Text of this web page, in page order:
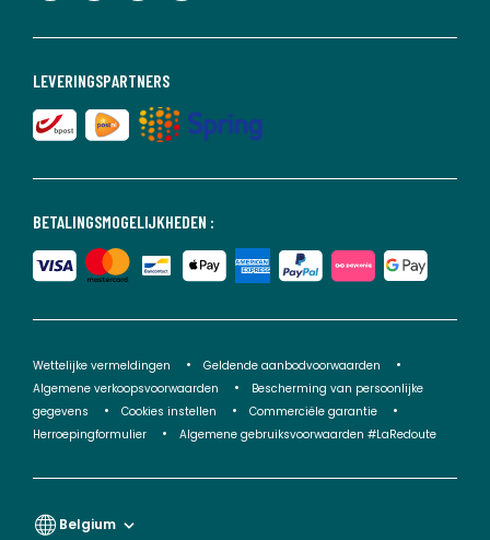
BETALINGSMOGELIJKHEDEN :
LEVERINGSPARTNERS
Wettelijke vermeldingen
Geldende aanbodvoorwaarden
Algemene verkoopsvoorwaarden
Bescherming van persoonlijke
gegevens
Cookies instellen
Commerciële garantie
Herroepingformulier
Algemene gebruiksvoorwaarden #LaRedoute
Belgium